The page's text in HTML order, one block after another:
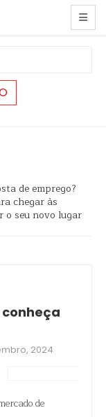
de emprego?
chegar às
o seu novo lugar
2024
de